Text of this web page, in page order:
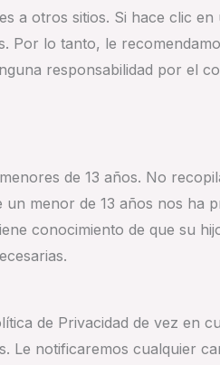
a otros sitios. Si hace clic
lo tanto, le
responsabilidad por el
de 13 años. No
menor de 13 años nos
conocimiento de que su
de Privacidad de vez en
Le notificaremos cualquier